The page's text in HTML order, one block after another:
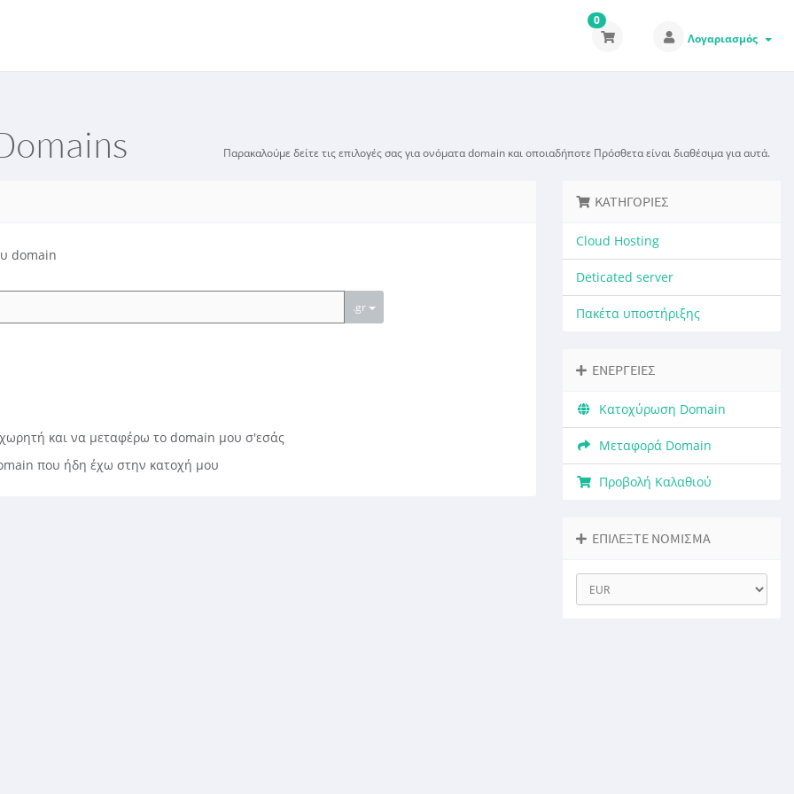
0
Λογαριασμός
Παρακαλούμε δείτε τις επιλογές σας για ονόματα domain και οποιαδήποτε Πρόσθετα είναι διαθέσιμα για αυτά.
domain
.gr
και να μεταφέρω το domain μου σ'εσάς
που ήδη έχω στην κατοχή μου
ΚΑΤΗΓΟΡΊΕΣ
Cloud Hosting
Deticated server
Πακέτα υποστήριξης
ΕΝΈΡΓΕΙΕΣ
Κατοχύρωση Domain
Μεταφορά Domain
Προβολή Καλαθιού
ΕΠΙΛΈΞΤΕ ΝΌΜΙΣΜΑ